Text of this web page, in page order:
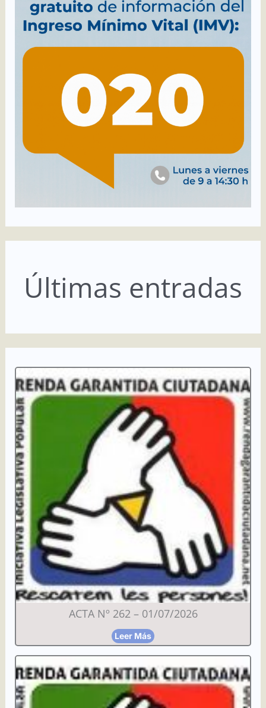
Últimas entradas
ACTA Nº 262 – 01/07/2026
Leer Más